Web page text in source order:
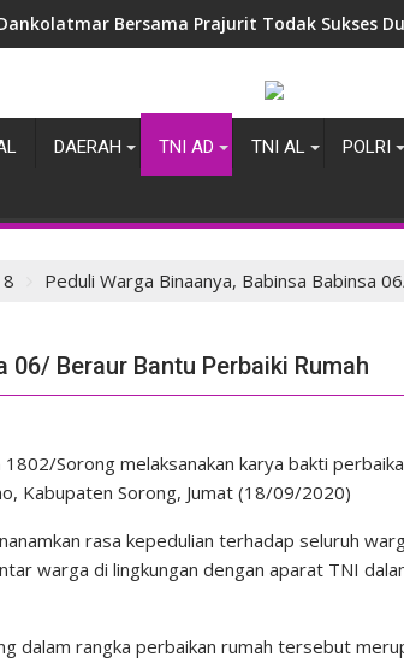
Bersama Prajurit Todak Sukses
DAERAH TNI AD TNI AL POLRI
Peduli Warga Binaanya, Babinsa Babinsa
06/ Beraur Bantu Perbaiki Rumah
Sorong melaksanakan karya bakti
Kabupaten Sorong, Jumat (18/09/2020)
rasa kepedulian terhadap seluruh
warga di lingkungan dengan aparat TNI
dalam rangka perbaikan rumah tersebut